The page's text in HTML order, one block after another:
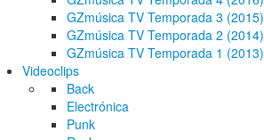
GZmúsica TV Temporada 3 (2015)
GZmúsica TV Temporada 2 (2014)
GZmúsica TV Temporada 1 (2013)
Videoclips
Back
Electrónica
Punk